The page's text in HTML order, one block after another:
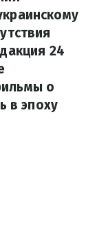
24
о
в эпоху